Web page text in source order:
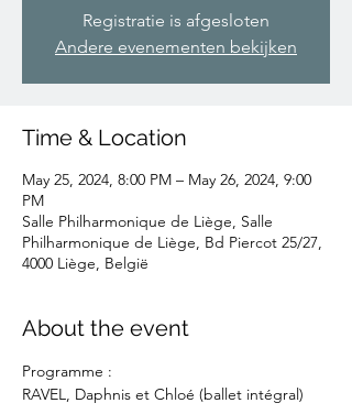
Registratie is afgesloten
Andere evenementen bekijken
Time & Location
May 25, 2024, 8:00 PM – May 26, 2024, 9:00
PM
Salle Philharmonique de Liège, Salle
Philharmonique de Liège, Bd Piercot 25/27,
4000 Liège, België
About the event
Programme :
RAVEL, Daphnis et Chloé (ballet intégral)